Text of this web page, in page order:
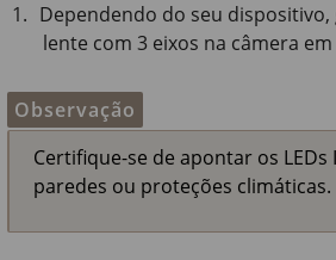
Dependendo do seu dispositivo,
lente com 3 eixos na câmera em
Observação
Certifique-se de apontar os LEDs
paredes ou proteções climáticas.